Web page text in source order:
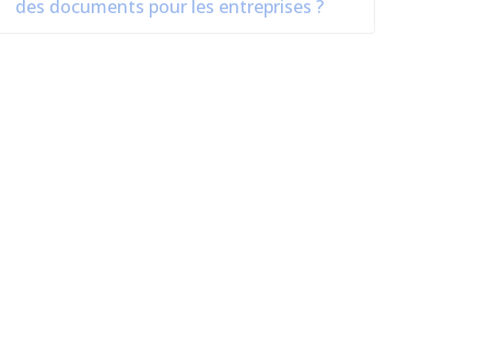
des documents pour les entreprises ?